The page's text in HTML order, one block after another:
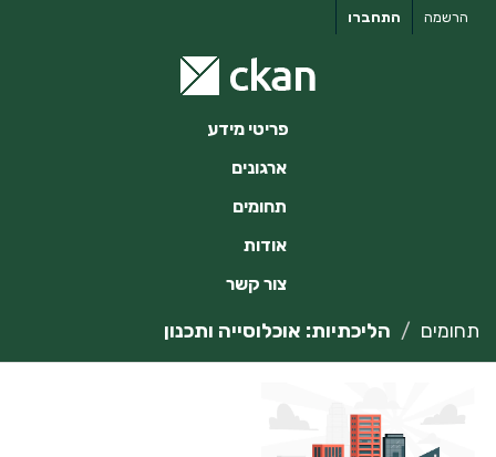
התחברו הרשמה
פריטי מידע
ארגונים
תחומים
אודות
צור קשר
תחומים הליכתיות: אוכלוסייה ותכנון